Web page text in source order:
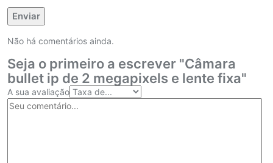
Não há comentários ainda.
Seja o primeiro a escrever "Câmara
bullet ip de 2 megapixels e lente fixa"
A sua avaliação